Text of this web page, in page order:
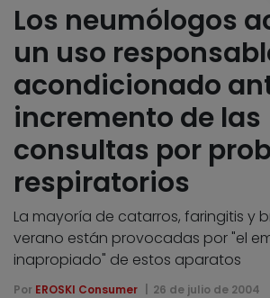
Los neumólogos
un uso
acondicionado
incremento de las
consultas por
respiratorios
La mayoría de catarros, faringitis y
verano están provocadas por "el
inapropiado" de estos aparatos
Por EROSKI Consumer 26 de julio de 2004